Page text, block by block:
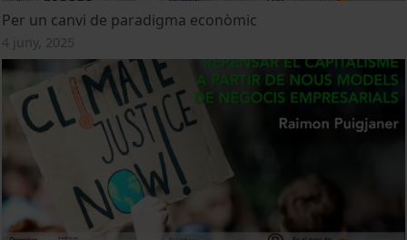
Per un canvi de paradigma econòmic
4 juny, 2025